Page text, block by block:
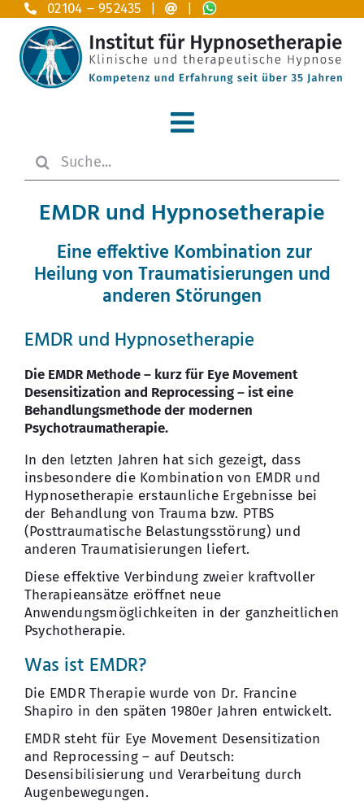
Zum
Inhalt
springen
02104 – 952435 |
Toggle
Home
Hypnosetherapie
Anwendungsgebiete A – Z
Das Institut
Ausbildung
Kontakt
Suche
nach:
EMDR und Hypnosetherapie
Eine effektive Kombination zur
Heilung von Traumatisierungen und
anderen Störungen
EMDR und Hypnosetherapie
Die EMDR Methode – kurz für Eye Movement
Desensitization and Reprocessing – ist eine
Behandlungsmethode der modernen
Psychotraumatherapie.
In den letzten Jahren hat sich gezeigt, dass
insbesondere die Kombination von EMDR und
Hypnosetherapie erstaunliche Ergebnisse bei
der Behandlung von Trauma bzw. PTBS
(Posttraumatische Belastungsstörung) und
anderen Traumatisierungen liefert.
Diese effektive Verbindung zweier kraftvoller
Therapieansätze eröffnet neue
Anwendungsmöglichkeiten in der ganzheitlichen
Psychotherapie.
Was ist EMDR?
Die EMDR Therapie wurde von Dr. Francine
Shapiro in den späten 1980er Jahren entwickelt.
EMDR steht für Eye Movement Desensitization
and Reprocessing – auf Deutsch:
Desensibilisierung und Verarbeitung durch
Augenbewegungen.